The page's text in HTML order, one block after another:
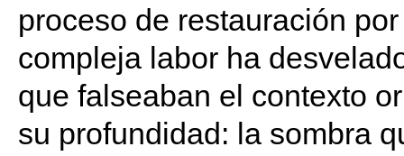
proceso de restauración
compleja labor ha
que falseaban el contexto
su profundidad: la sombra